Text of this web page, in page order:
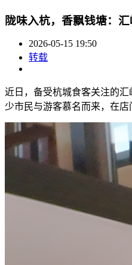
陇味入杭，香飘钱塘：
2026-05-15 19:50
转载
近日，备受杭城食客关注的
少市民与游客慕名而来，在